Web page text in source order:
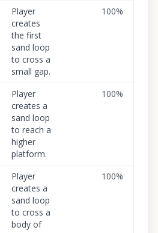
Player
creates
the first
sand loop
to cross a
small gap.
100%
Player
creates a
sand loop
to reach a
higher
platform.
100%
Player
creates a
sand loop
to cross a
body of
100%